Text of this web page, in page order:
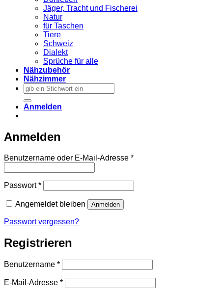
Jäger, Tracht und Fischerei
Natur
für Taschen
Tiere
Schweiz
Dialekt
Sprüche für alle
Nähzubehör
Nähzimmer
Suchen
nach:
Anmelden
Anmelden
Benutzername oder E-Mail-Adresse *Erforderlich
Passwort*Erforderlich
Angemeldet bleiben Anmelden
Passwort vergessen?
Registrieren
Benutzername *Erforderlich
E-Mail-Adresse *Erforderlich